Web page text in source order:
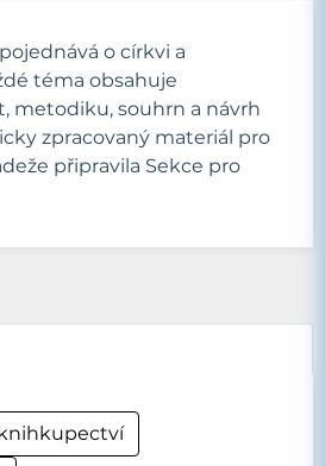
o církvi a
téma obsahuje
metodiku, souhrn a návrh
zpracovaný materiál pro
připravila Sekce pro